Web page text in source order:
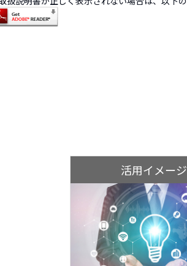
活用イメージ